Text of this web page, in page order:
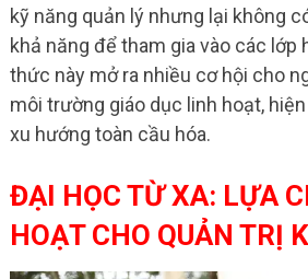
kỹ năng quản lý nhưng lại không
khả năng để tham gia vào các lớp
thức này mở ra nhiều cơ hội cho
môi trường giáo dục linh hoạt,
xu hướng toàn cầu hóa.
ĐẠI HỌC TỪ XA: LỰA
HOẠT CHO QUẢN TRỊ